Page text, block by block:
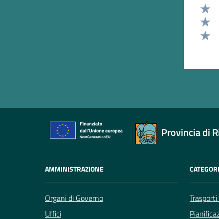
Provincia di
AMMINISTRAZIONE
Organi di Governo
Uffici